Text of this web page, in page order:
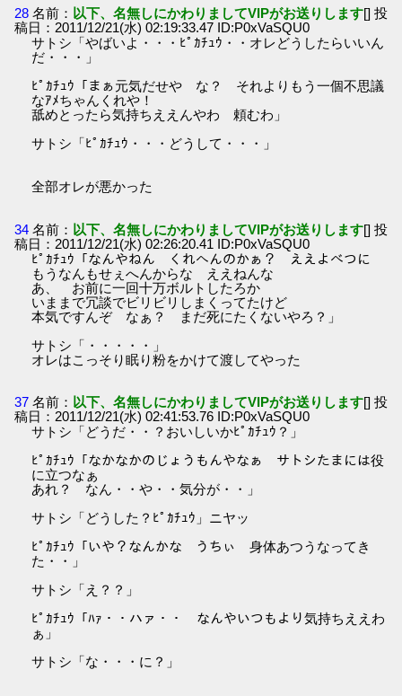
28 名前： 以下、名無しにかわりましてVIPがお送りします[] 投
稿日：2011/12/21(水) 02:19:33.47 ID:P0xVaSQU0
サトシ「やばいよ・・・ﾋﾟｶﾁｭｳ・・オレどうしたらいいん
だ・・・」
ﾋﾟｶﾁｭｳ「まぁ元気だせや な？ それよりもう一個不思議
なｱﾒちゃんくれや！
舐めとったら気持ちええんやわ 頼むわ」
サトシ「ﾋﾟｶﾁｭｳ・・・どうして・・・」
全部オレが悪かった
34 名前： 以下、名無しにかわりましてVIPがお送りします[] 投
稿日：2011/12/21(水) 02:26:20.41 ID:P0xVaSQU0
ﾋﾟｶﾁｭｳ「なんやねん くれへんのかぁ？ ええよべつに
もうなんもせぇへんからな ええねんな
あ、 お前に一回十万ボルトしたろか
いままで冗談でビリビリしまくってたけど
本気ですんぞ なぁ？ まだ死にたくないやろ？」
サトシ「・・・・・」
オレはこっそり眠り粉をかけて渡してやった
37 名前： 以下、名無しにかわりましてVIPがお送りします[] 投
稿日：2011/12/21(水) 02:41:53.76 ID:P0xVaSQU0
サトシ「どうだ・・？おいしいかﾋﾟｶﾁｭｳ？」
ﾋﾟｶﾁｭｳ「なかなかのじょうもんやなぁ サトシたまには役
に立つなぁ
あれ？ なん・・や・・気分が・・」
サトシ「どうした？ﾋﾟｶﾁｭｳ」ニヤッ
ﾋﾟｶﾁｭｳ「いや？なんかな うちぃ 身体あつうなってき
た・・」
サトシ「え？？」
ﾋﾟｶﾁｭｳ「ﾊｧ・・ハァ・・ なんやいつもより気持ちええわ
ぁ」
サトシ「な・・・に？」